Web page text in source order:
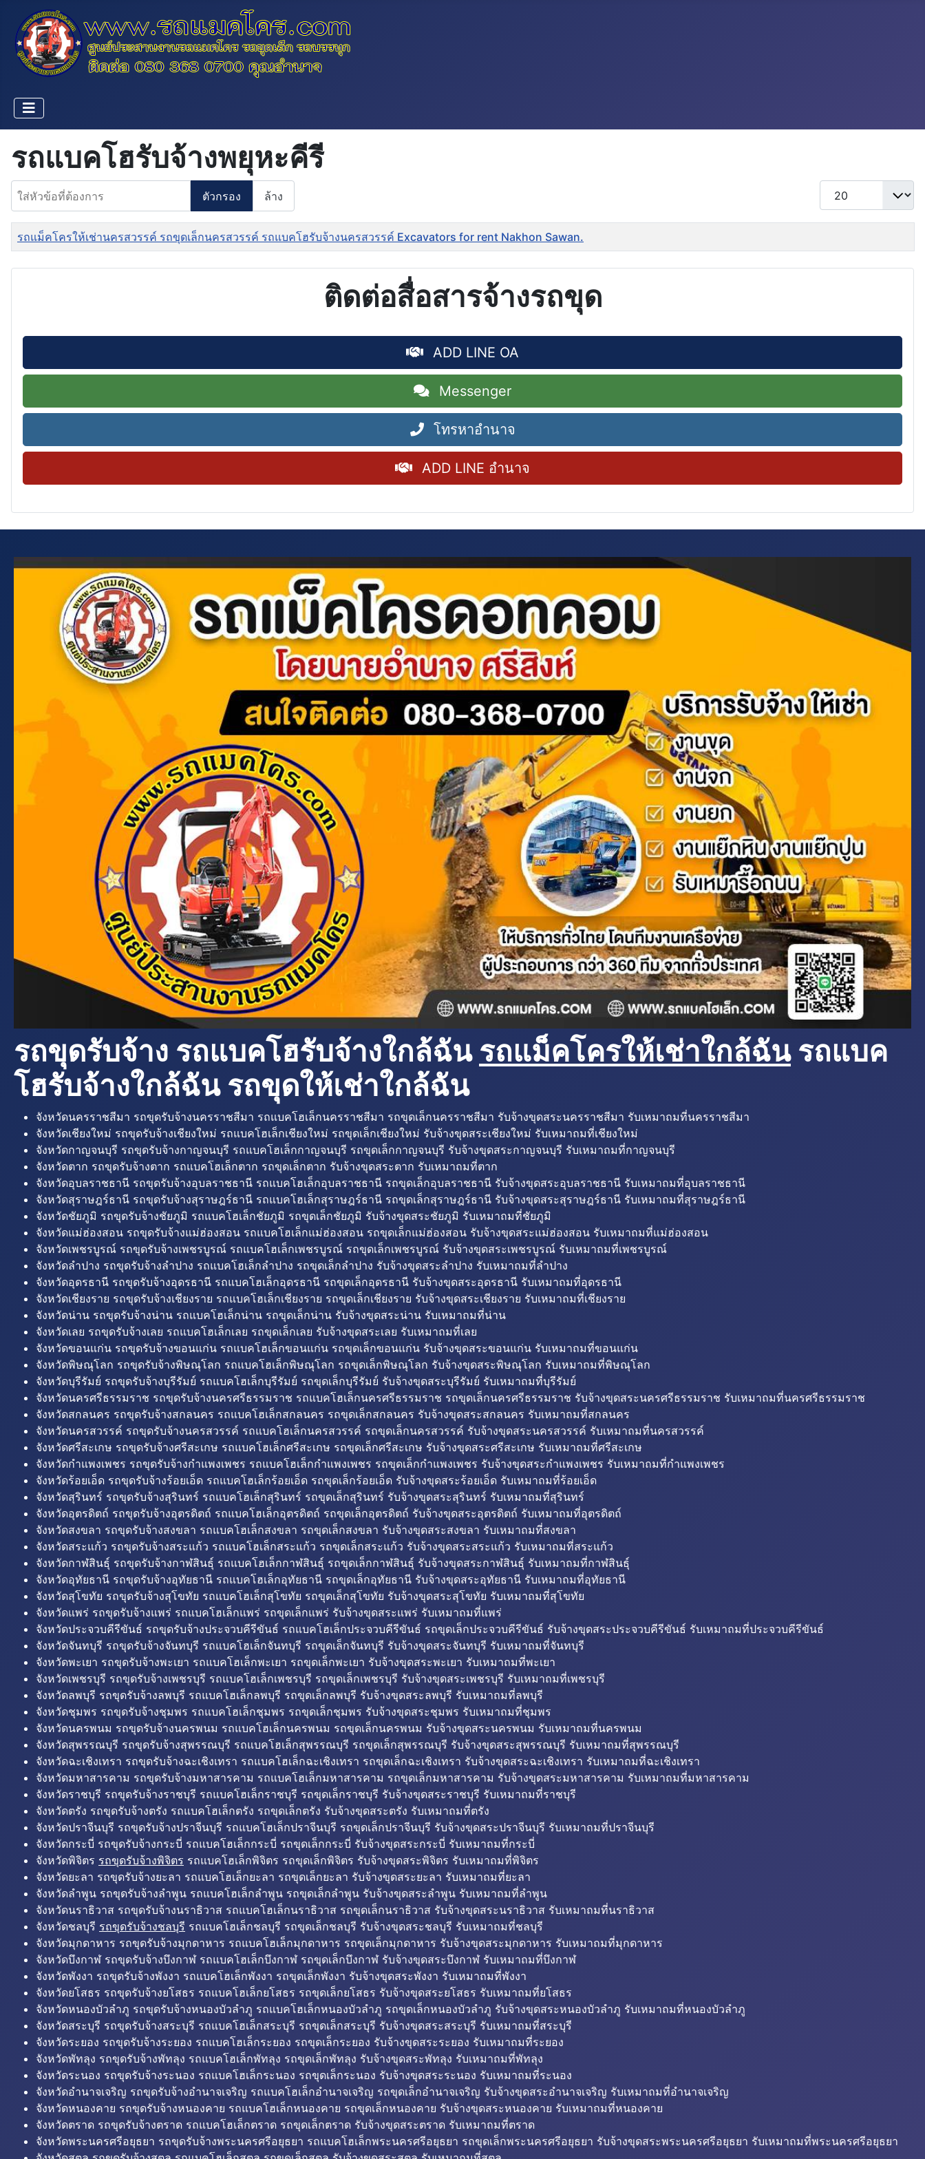
รถแบคโฮรับจ้างพยุหะคีรี
ใส่หัวข้อที่ต้องการ
ตัวกรอง ล้าง
แสดง #
ชื่อ
รถแม็คโครให้เช่านครสวรรค์ รถขุดเล็กนครสวรรค์ รถแบคโฮรับจ้างนครสวรรค์ Excavators for rent Nakhon Sawan.
ติดต่อสื่อสารจ้างรถขุด
ADD LINE OA
Messenger
โทรหาอำนาจ
ADD LINE อำนาจ
รถขุดรับจ้าง รถแบคโฮรับจ้างใกล้ฉัน รถแม็คโครให้เช่าใกล้ฉันรถแบค
โฮรับจ้างใกล้ฉัน รถขุดให้เช่าใกล้ฉัน
จังหวัดนครราชสีมา รถขุดรับจ้างนครราชสีมา รถแบคโฮเล็กนครราชสีมา รถขุดเล็กนครราชสีมา รับจ้างขุดสระนครราชสีมา รับเหมาถมที่นครราชสีมา
จังหวัดเชียงใหม่ รถขุดรับจ้างเชียงใหม่ รถแบคโฮเล็กเชียงใหม่ รถขุดเล็กเชียงใหม่ รับจ้างขุดสระเชียงใหม่ รับเหมาถมที่เชียงใหม่
จังหวัดกาญจนบุรี รถขุดรับจ้างกาญจนบุรี รถแบคโฮเล็กกาญจนบุรี รถขุดเล็กกาญจนบุรี รับจ้างขุดสระกาญจนบุรี รับเหมาถมที่กาญจนบุรี
จังหวัดตาก รถขุดรับจ้างตาก รถแบคโฮเล็กตาก รถขุดเล็กตาก รับจ้างขุดสระตาก รับเหมาถมที่ตาก
จังหวัดอุบลราชธานี รถขุดรับจ้างอุบลราชธานี รถแบคโฮเล็กอุบลราชธานี รถขุดเล็กอุบลราชธานี รับจ้างขุดสระอุบลราชธานี รับเหมาถมที่อุบลราชธานี
จังหวัดสุราษฎร์ธานี รถขุดรับจ้างสุราษฎร์ธานี รถแบคโฮเล็กสุราษฎร์ธานี รถขุดเล็กสุราษฎร์ธานี รับจ้างขุดสระสุราษฎร์ธานี รับเหมาถมที่สุราษฎร์ธานี
จังหวัดชัยภูมิ รถขุดรับจ้างชัยภูมิ รถแบคโฮเล็กชัยภูมิ รถขุดเล็กชัยภูมิ รับจ้างขุดสระชัยภูมิ รับเหมาถมที่ชัยภูมิ
จังหวัดแม่ฮ่องสอน รถขุดรับจ้างแม่ฮ่องสอน รถแบคโฮเล็กแม่ฮ่องสอน รถขุดเล็กแม่ฮ่องสอน รับจ้างขุดสระแม่ฮ่องสอน รับเหมาถมที่แม่ฮ่องสอน
จังหวัดเพชรบูรณ์ รถขุดรับจ้างเพชรบูรณ์ รถแบคโฮเล็กเพชรบูรณ์ รถขุดเล็กเพชรบูรณ์ รับจ้างขุดสระเพชรบูรณ์ รับเหมาถมที่เพชรบูรณ์
จังหวัดลำปาง รถขุดรับจ้างลำปาง รถแบคโฮเล็กลำปาง รถขุดเล็กลำปาง รับจ้างขุดสระลำปาง รับเหมาถมที่ลำปาง
จังหวัดอุดรธานี รถขุดรับจ้างอุดรธานี รถแบคโฮเล็กอุดรธานี รถขุดเล็กอุดรธานี รับจ้างขุดสระอุดรธานี รับเหมาถมที่อุดรธานี
จังหวัดเชียงราย รถขุดรับจ้างเชียงราย รถแบคโฮเล็กเชียงราย รถขุดเล็กเชียงราย รับจ้างขุดสระเชียงราย รับเหมาถมที่เชียงราย
จังหวัดน่าน รถขุดรับจ้างน่าน รถแบคโฮเล็กน่าน รถขุดเล็กน่าน รับจ้างขุดสระน่าน รับเหมาถมที่น่าน
จังหวัดเลย รถขุดรับจ้างเลย รถแบคโฮเล็กเลย รถขุดเล็กเลย รับจ้างขุดสระเลย รับเหมาถมที่เลย
จังหวัดขอนแก่น รถขุดรับจ้างขอนแก่น รถแบคโฮเล็กขอนแก่น รถขุดเล็กขอนแก่น รับจ้างขุดสระขอนแก่น รับเหมาถมที่ขอนแก่น
จังหวัดพิษณุโลก รถขุดรับจ้างพิษณุโลก รถแบคโฮเล็กพิษณุโลก รถขุดเล็กพิษณุโลก รับจ้างขุดสระพิษณุโลก รับเหมาถมที่พิษณุโลก
จังหวัดบุรีรัมย์ รถขุดรับจ้างบุรีรัมย์ รถแบคโฮเล็กบุรีรัมย์ รถขุดเล็กบุรีรัมย์ รับจ้างขุดสระบุรีรัมย์ รับเหมาถมที่บุรีรัมย์
จังหวัดนครศรีธรรมราช รถขุดรับจ้างนครศรีธรรมราช รถแบคโฮเล็กนครศรีธรรมราช รถขุดเล็กนครศรีธรรมราช รับจ้างขุดสระนครศรีธรรมราช รับเหมาถมที่นครศรีธรรมราช
จังหวัดสกลนคร รถขุดรับจ้างสกลนคร รถแบคโฮเล็กสกลนคร รถขุดเล็กสกลนคร รับจ้างขุดสระสกลนคร รับเหมาถมที่สกลนคร
จังหวัดนครสวรรค์ รถขุดรับจ้างนครสวรรค์ รถแบคโฮเล็กนครสวรรค์ รถขุดเล็กนครสวรรค์ รับจ้างขุดสระนครสวรรค์ รับเหมาถมที่นครสวรรค์
จังหวัดศรีสะเกษ รถขุดรับจ้างศรีสะเกษ รถแบคโฮเล็กศรีสะเกษ รถขุดเล็กศรีสะเกษ รับจ้างขุดสระศรีสะเกษ รับเหมาถมที่ศรีสะเกษ
จังหวัดกำแพงเพชร รถขุดรับจ้างกำแพงเพชร รถแบคโฮเล็กกำแพงเพชร รถขุดเล็กกำแพงเพชร รับจ้างขุดสระกำแพงเพชร รับเหมาถมที่กำแพงเพชร
จังหวัดร้อยเอ็ด รถขุดรับจ้างร้อยเอ็ด รถแบคโฮเล็กร้อยเอ็ด รถขุดเล็กร้อยเอ็ด รับจ้างขุดสระร้อยเอ็ด รับเหมาถมที่ร้อยเอ็ด
จังหวัดสุรินทร์ รถขุดรับจ้างสุรินทร์ รถแบคโฮเล็กสุรินทร์ รถขุดเล็กสุรินทร์ รับจ้างขุดสระสุรินทร์ รับเหมาถมที่สุรินทร์
จังหวัดอุตรดิตถ์ รถขุดรับจ้างอุตรดิตถ์ รถแบคโฮเล็กอุตรดิตถ์ รถขุดเล็กอุตรดิตถ์ รับจ้างขุดสระอุตรดิตถ์ รับเหมาถมที่อุตรดิตถ์
จังหวัดสงขลา รถขุดรับจ้างสงขลา รถแบคโฮเล็กสงขลา รถขุดเล็กสงขลา รับจ้างขุดสระสงขลา รับเหมาถมที่สงขลา
จังหวัดสระแก้ว รถขุดรับจ้างสระแก้ว รถแบคโฮเล็กสระแก้ว รถขุดเล็กสระแก้ว รับจ้างขุดสระสระแก้ว รับเหมาถมที่สระแก้ว
จังหวัดกาฬสินธุ์ รถขุดรับจ้างกาฬสินธุ์ รถแบคโฮเล็กกาฬสินธุ์ รถขุดเล็กกาฬสินธุ์ รับจ้างขุดสระกาฬสินธุ์ รับเหมาถมที่กาฬสินธุ์
จังหวัดอุทัยธานี รถขุดรับจ้างอุทัยธานี รถแบคโฮเล็กอุทัยธานี รถขุดเล็กอุทัยธานี รับจ้างขุดสระอุทัยธานี รับเหมาถมที่อุทัยธานี
จังหวัดสุโขทัย รถขุดรับจ้างสุโขทัย รถแบคโฮเล็กสุโขทัย รถขุดเล็กสุโขทัย รับจ้างขุดสระสุโขทัย รับเหมาถมที่สุโขทัย
จังหวัดแพร่ รถขุดรับจ้างแพร่ รถแบคโฮเล็กแพร่ รถขุดเล็กแพร่ รับจ้างขุดสระแพร่ รับเหมาถมที่แพร่
จังหวัดประจวบคีรีขันธ์ รถขุดรับจ้างประจวบคีรีขันธ์ รถแบคโฮเล็กประจวบคีรีขันธ์ รถขุดเล็กประจวบคีรีขันธ์ รับจ้างขุดสระประจวบคีรีขันธ์ รับเหมาถมที่ประจวบคีรีขันธ์
จังหวัดจันทบุรี รถขุดรับจ้างจันทบุรี รถแบคโฮเล็กจันทบุรี รถขุดเล็กจันทบุรี รับจ้างขุดสระจันทบุรี รับเหมาถมที่จันทบุรี
จังหวัดพะเยา รถขุดรับจ้างพะเยา รถแบคโฮเล็กพะเยา รถขุดเล็กพะเยา รับจ้างขุดสระพะเยา รับเหมาถมที่พะเยา
จังหวัดเพชรบุรี รถขุดรับจ้างเพชรบุรี รถแบคโฮเล็กเพชรบุรี รถขุดเล็กเพชรบุรี รับจ้างขุดสระเพชรบุรี รับเหมาถมที่เพชรบุรี
จังหวัดลพบุรี รถขุดรับจ้างลพบุรี รถแบคโฮเล็กลพบุรี รถขุดเล็กลพบุรี รับจ้างขุดสระลพบุรี รับเหมาถมที่ลพบุรี
จังหวัดชุมพร รถขุดรับจ้างชุมพร รถแบคโฮเล็กชุมพร รถขุดเล็กชุมพร รับจ้างขุดสระชุมพร รับเหมาถมที่ชุมพร
จังหวัดนครพนม รถขุดรับจ้างนครพนม รถแบคโฮเล็กนครพนม รถขุดเล็กนครพนม รับจ้างขุดสระนครพนม รับเหมาถมที่นครพนม
จังหวัดสุพรรณบุรี รถขุดรับจ้างสุพรรณบุรี รถแบคโฮเล็กสุพรรณบุรี รถขุดเล็กสุพรรณบุรี รับจ้างขุดสระสุพรรณบุรี รับเหมาถมที่สุพรรณบุรี
จังหวัดฉะเชิงเทรา รถขุดรับจ้างฉะเชิงเทรา รถแบคโฮเล็กฉะเชิงเทรา รถขุดเล็กฉะเชิงเทรา รับจ้างขุดสระฉะเชิงเทรา รับเหมาถมที่ฉะเชิงเทรา
จังหวัดมหาสารคาม รถขุดรับจ้างมหาสารคาม รถแบคโฮเล็กมหาสารคาม รถขุดเล็กมหาสารคาม รับจ้างขุดสระมหาสารคาม รับเหมาถมที่มหาสารคาม
จังหวัดราชบุรี รถขุดรับจ้างราชบุรี รถแบคโฮเล็กราชบุรี รถขุดเล็กราชบุรี รับจ้างขุดสระราชบุรี รับเหมาถมที่ราชบุรี
จังหวัดตรัง รถขุดรับจ้างตรัง รถแบคโฮเล็กตรัง รถขุดเล็กตรัง รับจ้างขุดสระตรัง รับเหมาถมที่ตรัง
จังหวัดปราจีนบุรี รถขุดรับจ้างปราจีนบุรี รถแบคโฮเล็กปราจีนบุรี รถขุดเล็กปราจีนบุรี รับจ้างขุดสระปราจีนบุรี รับเหมาถมที่ปราจีนบุรี
จังหวัดกระบี่ รถขุดรับจ้างกระบี่ รถแบคโฮเล็กกระบี่ รถขุดเล็กกระบี่ รับจ้างขุดสระกระบี่ รับเหมาถมที่กระบี่
จังหวัดพิจิตร รถขุดรับจ้างพิจิตร รถแบคโฮเล็กพิจิตร รถขุดเล็กพิจิตร รับจ้างขุดสระพิจิตร รับเหมาถมที่พิจิตร
จังหวัดยะลา รถขุดรับจ้างยะลา รถแบคโฮเล็กยะลา รถขุดเล็กยะลา รับจ้างขุดสระยะลา รับเหมาถมที่ยะลา
จังหวัดลำพูน รถขุดรับจ้างลำพูน รถแบคโฮเล็กลำพูน รถขุดเล็กลำพูน รับจ้างขุดสระลำพูน รับเหมาถมที่ลำพูน
จังหวัดนราธิวาส รถขุดรับจ้างนราธิวาส รถแบคโฮเล็กนราธิวาส รถขุดเล็กนราธิวาส รับจ้างขุดสระนราธิวาส รับเหมาถมที่นราธิวาส
จังหวัดชลบุรี รถขุดรับจ้างชลบุรี รถแบคโฮเล็กชลบุรี รถขุดเล็กชลบุรี รับจ้างขุดสระชลบุรี รับเหมาถมที่ชลบุรี
จังหวัดมุกดาหาร รถขุดรับจ้างมุกดาหาร รถแบคโฮเล็กมุกดาหาร รถขุดเล็กมุกดาหาร รับจ้างขุดสระมุกดาหาร รับเหมาถมที่มุกดาหาร
จังหวัดบึงกาฬ รถขุดรับจ้างบึงกาฬ รถแบคโฮเล็กบึงกาฬ รถขุดเล็กบึงกาฬ รับจ้างขุดสระบึงกาฬ รับเหมาถมที่บึงกาฬ
จังหวัดพังงา รถขุดรับจ้างพังงา รถแบคโฮเล็กพังงา รถขุดเล็กพังงา รับจ้างขุดสระพังงา รับเหมาถมที่พังงา
จังหวัดยโสธร รถขุดรับจ้างยโสธร รถแบคโฮเล็กยโสธร รถขุดเล็กยโสธร รับจ้างขุดสระยโสธร รับเหมาถมที่ยโสธร
จังหวัดหนองบัวลำภู รถขุดรับจ้างหนองบัวลำภู รถแบคโฮเล็กหนองบัวลำภู รถขุดเล็กหนองบัวลำภู รับจ้างขุดสระหนองบัวลำภู รับเหมาถมที่หนองบัวลำภู
จังหวัดสระบุรี รถขุดรับจ้างสระบุรี รถแบคโฮเล็กสระบุรี รถขุดเล็กสระบุรี รับจ้างขุดสระสระบุรี รับเหมาถมที่สระบุรี
จังหวัดระยอง รถขุดรับจ้างระยอง รถแบคโฮเล็กระยอง รถขุดเล็กระยอง รับจ้างขุดสระระยอง รับเหมาถมที่ระยอง
จังหวัดพัทลุง รถขุดรับจ้างพัทลุง รถแบคโฮเล็กพัทลุง รถขุดเล็กพัทลุง รับจ้างขุดสระพัทลุง รับเหมาถมที่พัทลุง
จังหวัดระนอง รถขุดรับจ้างระนอง รถแบคโฮเล็กระนอง รถขุดเล็กระนอง รับจ้างขุดสระระนอง รับเหมาถมที่ระนอง
จังหวัดอำนาจเจริญ รถขุดรับจ้างอำนาจเจริญ รถแบคโฮเล็กอำนาจเจริญ รถขุดเล็กอำนาจเจริญ รับจ้างขุดสระอำนาจเจริญ รับเหมาถมที่อำนาจเจริญ
จังหวัดหนองคาย รถขุดรับจ้างหนองคาย รถแบคโฮเล็กหนองคาย รถขุดเล็กหนองคาย รับจ้างขุดสระหนองคาย รับเหมาถมที่หนองคาย
จังหวัดตราด รถขุดรับจ้างตราด รถแบคโฮเล็กตราด รถขุดเล็กตราด รับจ้างขุดสระตราด รับเหมาถมที่ตราด
จังหวัดพระนครศรีอยุธยา รถขุดรับจ้างพระนครศรีอยุธยา รถแบคโฮเล็กพระนครศรีอยุธยา รถขุดเล็กพระนครศรีอยุธยา รับจ้างขุดสระพระนครศรีอยุธยา รับเหมาถมที่พระนครศรีอยุธยา